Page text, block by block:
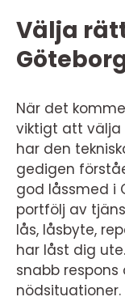
Välja
När det
viktigt att välja
har den
gedigen
god låssmed i
portfölj av
lås, låsbyte,
har låst dig
snabb
nödsituationer.